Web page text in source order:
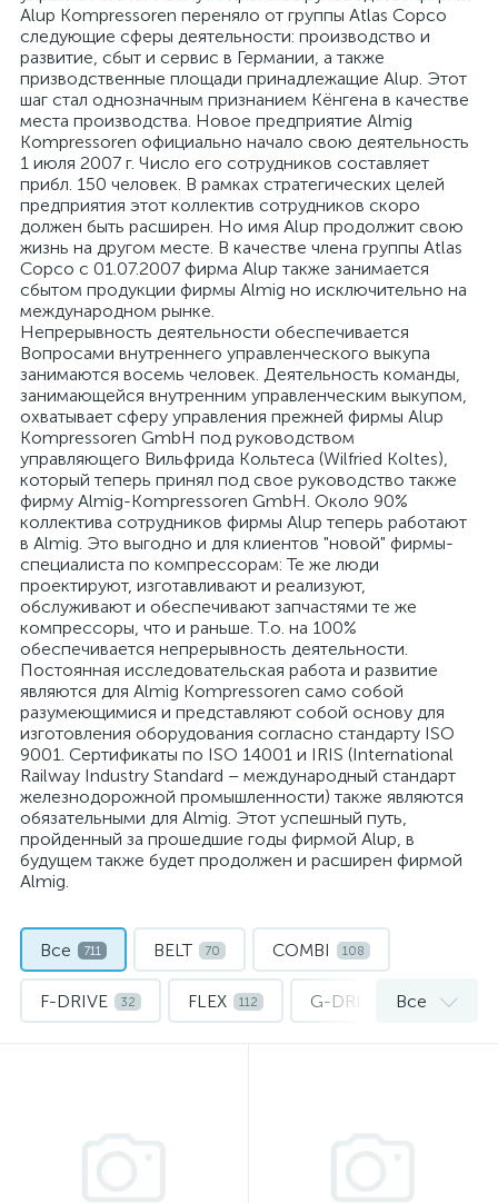
Alup Kompressoren переняло от группы Atlas Copco
следующие сферы деятельности: производство и
развитие, сбыт и сервис в Германии, а также
призводственные площади принадлежащие Alup. Этот
шаг стал однозначным признанием Кёнгена в качестве
места производства. Новое предприятие Almig
Kompressoren официально начало свою деятельность
1 июля 2007 г. Число его сотрудников составляет
прибл. 150 человек. В рамках стратегических целей
предприятия этот коллектив сотрудников скоро
должен быть расширен. Но имя Alup продолжит свою
жизнь на другом месте. В качестве члена группы Atlas
Copco с 01.07.2007 фирма Alup также занимается
сбытом продукции фирмы Almig но исключительно на
международном рынке.
Непрерывность деятельности обеспечивается
Вопросами внутреннего управленческого выкупа
занимаются восемь человек. Деятельность команды,
занимающейся внутренним управленческим выкупом,
охватывает сферу управления прежней фирмы Alup
Kompressoren GmbH под руководством
управляющего Вильфрида Кольтеса (Wilfried Koltes),
который теперь принял под свое руководство также
фирму Almig-Kompressoren GmbH. Около 90%
коллектива сотрудников фирмы Alup теперь работают
в Almig. Это выгодно и для клиентов "новой" фирмы-
специалиста по компрессорам: Те же люди
проектируют, изготавливают и реализуют,
обслуживают и обеспечивают запчастями те же
компрессоры, что и раньше. Т.о. на 100%
обеспечивается непрерывность деятельности.
Постоянная исследовательская работа и развитие
являются для Almig Kompressoren само собой
разумеющимися и представляют собой основу для
изготовления оборудования согласно стандарту ISO
9001. Сертификаты по ISO 14001 и IRIS (International
Railway Industry Standard – международный стандарт
железнодорожной промышленности) также являются
обязательными для Almig. Этот успешный путь,
пройденный за прошедшие годы фирмой Alup, в
будущем также будет продолжен и расширен фирмой
Almig.
Все 711 BELT 70 COMBI 108
F-DRIVE 32 FLEX 112 G-DRIVE 15
Все